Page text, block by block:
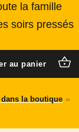
la famille
soirs pressés
au panier
la boutique